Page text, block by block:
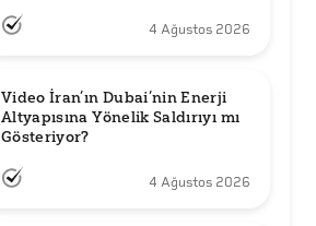
4 Ağustos 2026
Video İran’ın Dubai’nin Enerji
Altyapısına Yönelik Saldırıyı mı
Gösteriyor?
4 Ağustos 2026